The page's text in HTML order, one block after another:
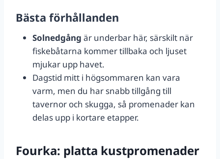
Bästa förhållanden
Solnedgång är underbar här, särskilt när
fiskebåtarna kommer tillbaka och ljuset
mjukar upp havet.
Dagstid mitt i högsommaren kan vara
varm, men du har snabb tillgång till
tavernor och skugga, så promenader kan
delas upp i kortare etapper.
Fourka: platta kustpromenader